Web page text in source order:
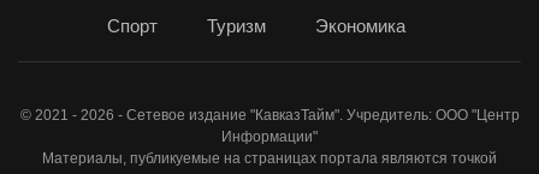
Спорт Туризм Экономика
© 2021 - 2026 - Сетевое издание "КавказТайм". Учредитель: ООО "Центр
Информации"
Материалы, публикуемые на страницах портала являются точкой